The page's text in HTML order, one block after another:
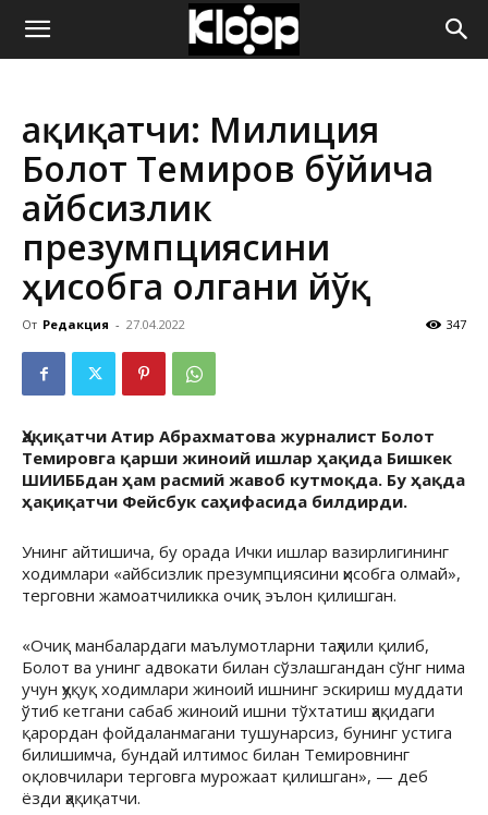
ҚИРҒИЗИСТОН
ЯНГИЛИКЛАРИ
Ҳақиқатчи: Милиция
Болот Темиров бўйича
айбсизлик
презумпциясини
ҳисобга олгани йўқ
От Редакция - 27.04.2022 347
Ҳақиқатчи Атир Абрахматова журналист Болот
Темировга қарши жиноий ишлар ҳақида Бишкек
ШИИББдан ҳам расмий жавоб кутмоқда. Бу ҳақда
ҳақиқатчи Фейсбук саҳифасида билдирди.
Унинг айтишича, бу орада Ички ишлар вазирлигининг
ходимлари «айбсизлик презумпциясини ҳисобга олмай»,
терговни жамоатчиликка очиқ эълон қилишган.
«Очиқ манбалардаги маълумотларни таҳлили қилиб,
Болот ва унинг адвокати билан сўзлашгандан сўнг нима
учун ҳуқуқ ходимлари жиноий ишнинг эскириш муддати
ўтиб кетгани сабаб жиноий ишни тўхтатиш ҳақидаги
қарордан фойдаланмагани тушунарсиз, бунинг устига
билишимча, бундай илтимос билан Темировнинг
оқловчилари терговга мурожаат қилишган», — деб
ёзди ҳақиқатчи.